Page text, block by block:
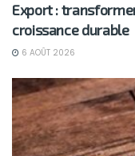
Export :
croissance durable
6 AOÛT 2026